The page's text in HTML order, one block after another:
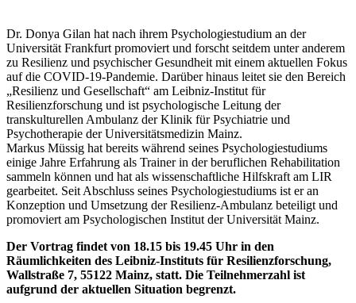
Dr. Donya Gilan hat nach ihrem Psychologiestudium an der
Universität Frankfurt promoviert und forscht seitdem unter anderem
zu Resilienz und psychischer Gesundheit mit einem aktuellen Fokus
auf die COVID-19-Pandemie. Darüber hinaus leitet sie den Bereich
„Resilienz und Gesellschaft“ am Leibniz-Institut für
Resilienzforschung und ist psychologische Leitung der
transkulturellen Ambulanz der Klinik für Psychiatrie und
Psychotherapie der Universitätsmedizin Mainz.
Markus Müssig hat bereits während seines Psychologiestudiums
einige Jahre Erfahrung als Trainer in der beruflichen Rehabilitation
sammeln können und hat als wissenschaftliche Hilfskraft am LIR
gearbeitet. Seit Abschluss seines Psychologiestudiums ist er an
Konzeption und Umsetzung der Resilienz-Ambulanz beteiligt und
promoviert am Psychologischen Institut der Universität Mainz.
Der Vortrag findet von 18.15 bis 19.45 Uhr in den
Räumlichkeiten des Leibniz-Instituts für Resilienzforschung,
Wallstraße 7, 55122 Mainz, statt. Die Teilnehmerzahl ist
aufgrund der aktuellen Situation begrenzt.